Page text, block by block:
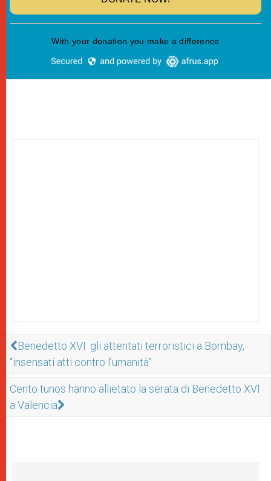
Benedetto XVI: gli attentati terroristici a Bombay,
“insensati atti contro l’umanità”
Cento tunos hanno allietato la serata di Benedetto XVI
a Valencia